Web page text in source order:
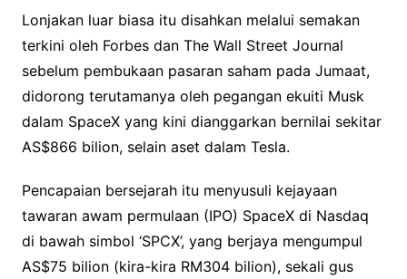
Lonjakan luar biasa itu disahkan melalui semakan
terkini oleh Forbes dan The Wall Street Journal
sebelum pembukaan pasaran saham pada Jumaat,
didorong terutamanya oleh pegangan ekuiti Musk
dalam SpaceX yang kini dianggarkan bernilai sekitar
AS$866 bilion, selain aset dalam Tesla.
Pencapaian bersejarah itu menyusuli kejayaan
tawaran awam permulaan (IPO) SpaceX di Nasdaq
di bawah simbol ‘SPCX’, yang berjaya mengumpul
AS$75 bilion (kira-kira RM304 bilion), sekali gus